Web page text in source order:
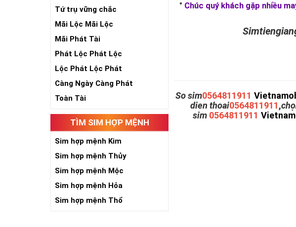
Tứ trụ vững chắc
Mãi Lộc Mãi Lộc
Mãi Phát Tài
Phát Lộc Phát Lộc
Lộc Phát Lộc Phát
Càng Ngày Càng Phát
Toàn Tài
TÌM SIM HỢP MỆNH
Sim hợp mệnh Kim
Sim hợp mệnh Thủy
Sim hợp mệnh Mộc
Sim hợp mệnh Hỏa
Sim hợp mệnh Thổ
" Chúc quý khách gặp nhiều
So sim0564811911
dien thoai0564811911,
sim 0564811911